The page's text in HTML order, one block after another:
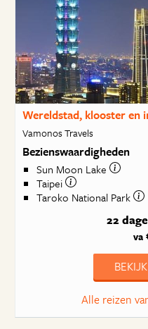
Wereldstad, klooster en
Vamonos Travels
Bezienswaardigheden
Sun Moon Lake
Taipei
Taroko National Park
22
va
Alle reizen